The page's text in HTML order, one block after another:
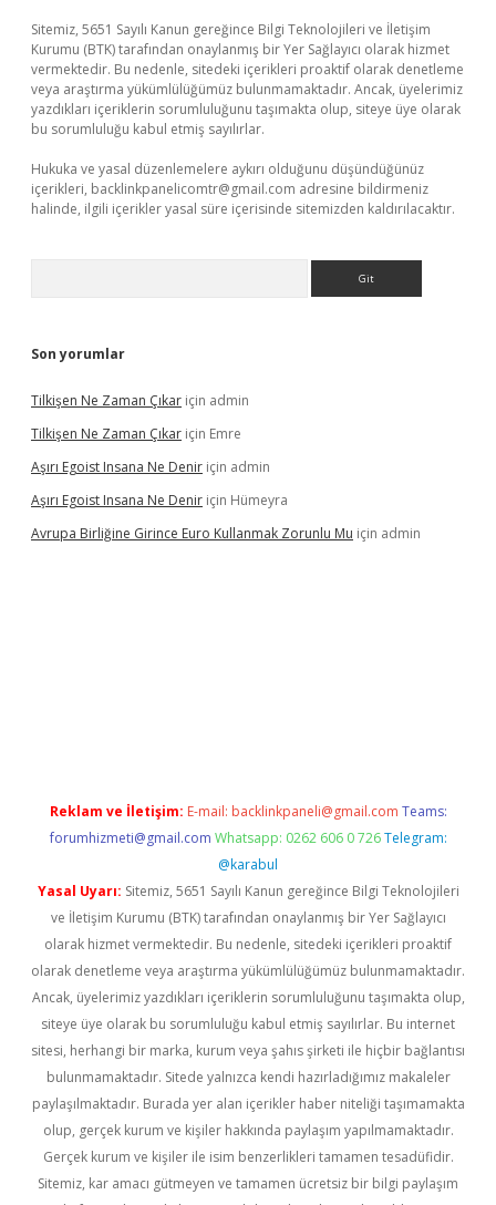
Sitemiz, 5651 Sayılı Kanun gereğince Bilgi Teknolojileri ve İletişim
Kurumu (BTK) tarafından onaylanmış bir Yer Sağlayıcı olarak hizmet
vermektedir. Bu nedenle, sitedeki içerikleri proaktif olarak denetleme
veya araştırma yükümlülüğümüz bulunmamaktadır. Ancak, üyelerimiz
yazdıkları içeriklerin sorumluluğunu taşımakta olup, siteye üye olarak
bu sorumluluğu kabul etmiş sayılırlar.
Hukuka ve yasal düzenlemelere aykırı olduğunu düşündüğünüz
içerikleri, backlinkpanelicomtr@gmail.com adresine bildirmeniz
halinde, ilgili içerikler yasal süre içerisinde sitemizden kaldırılacaktır.
Son yorumlar
Tilkişen Ne Zaman Çıkar için admin
Tilkişen Ne Zaman Çıkar için Emre
Aşırı Egoist Insana Ne Denir için admin
Aşırı Egoist Insana Ne Denir için Hümeyra
Avrupa Birliğine Girince Euro Kullanmak Zorunlu Mu için admin
Reklam ve İletişim: E-mail: backlinkpaneli@gmail.com Teams:
forumhizmeti@gmail.com Whatsapp: 0262 606 0 726 Telegram:
@karabul
Yasal Uyarı: Sitemiz, 5651 Sayılı Kanun gereğince Bilgi Teknolojileri
ve İletişim Kurumu (BTK) tarafından onaylanmış bir Yer Sağlayıcı
olarak hizmet vermektedir. Bu nedenle, sitedeki içerikleri proaktif
olarak denetleme veya araştırma yükümlülüğümüz bulunmamaktadır.
Ancak, üyelerimiz yazdıkları içeriklerin sorumluluğunu taşımakta olup,
siteye üye olarak bu sorumluluğu kabul etmiş sayılırlar. Bu internet
sitesi, herhangi bir marka, kurum veya şahıs şirketi ile hiçbir bağlantısı
bulunmamaktadır. Sitede yalnızca kendi hazırladığımız makaleler
paylaşılmaktadır. Burada yer alan içerikler haber niteliği taşımamakta
olup, gerçek kurum ve kişiler hakkında paylaşım yapılmamaktadır.
Gerçek kurum ve kişiler ile isim benzerlikleri tamamen tesadüfidir.
Sitemiz, kar amacı gütmeyen ve tamamen ücretsiz bir bilgi paylaşım